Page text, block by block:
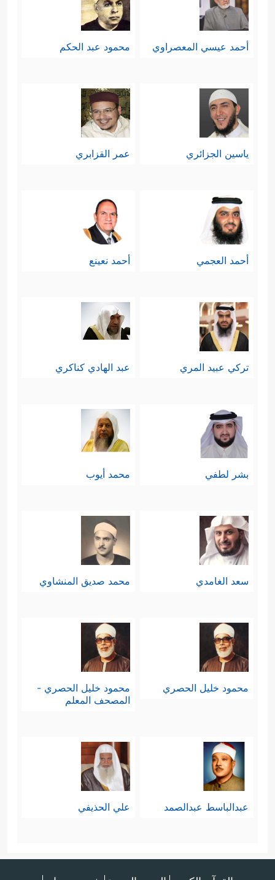
أحمد عيسي المعصراوي محمود عبد الحكم
ياسين الجزائري عمر القزابري
أحمد العجمي أحمد نعينع
تركي عبيد المري عبد الهادي كناكري
بشر لطفي محمد أيوب
سعد الغامدي محمد صديق المنشاوي
محمود خليل الحصري
محمود خليل الحصري -
المصحف المعلم
عبدالباسط عبدالصمد علي الحذيفي